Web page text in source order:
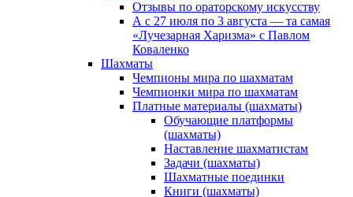
Отзывы по ораторскому искусству
А с 27 июля по 3 августа — та самая
«Лучезарная Харизма» с Павлом
Коваленко
Шахматы
Чемпионы мира по шахматам
Чемпионки мира по шахматам
Платные материалы (шахматы)
Обучающие платформы
(шахматы)
Наставление шахматистам
Задачи (шахматы)
Шахматные поединки
Книги (шахматы)